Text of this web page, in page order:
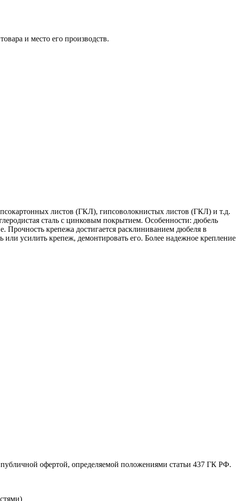
и место его производств.
листов (ГКЛ), гипсоволокнистых листов (ГКЛ) и т.д.
сталь с цинковым покрытием. Особенности: дюбель
Прочность крепежа достигается расклиниванием дюбеля в
усилить крепеж, демонтировать его. Более надежное крепление
офертой, определяемой положениями статьи 437 ГК РФ.